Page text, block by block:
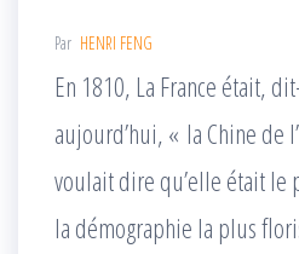
Par HENRI FENG
En 1810, La France était,
aujourd’hui, « la Chine de
voulait dire qu’elle était le
la démographie la plus